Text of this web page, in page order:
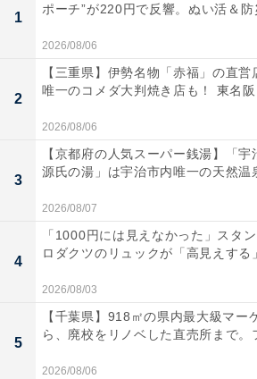
1
ポーチ”が220円で反響。ぬい活＆防
2026/08/06
2
【三重県】伊勢名物「赤福」の直営
唯一のコメダ大判焼き店も！ 東名
2026/08/06
3
【京都府の人気スーパー銭湯】「宇
源氏の湯」は宇治市内唯一の天然温
2026/08/07
4
「1000円には見えなかった」スタ
ロダクツのリュックが「高見えする
2026/08/03
5
【千葉県】918㎡の県内最大級マー
ら、廃校をリノベした直売所まで。
2026/08/06